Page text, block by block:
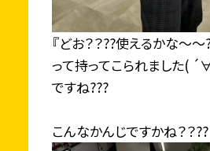
『どお？？??使えるかな～～?
って持ってこられました(
ですね???
こんなかんじですかね？？??